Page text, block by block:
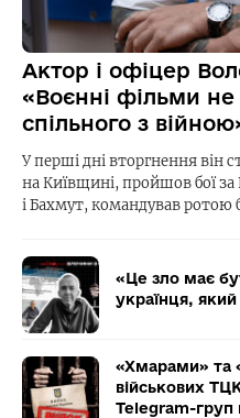
Актор і офіцер
«Воєнні фільми
спільного з
У перші дні вторгнення він
на Київщині, пройшов бої за
і Бахмут, командував ротою
«Це зло має
українця,
«Хмарами» та
військових
Telegram-груп